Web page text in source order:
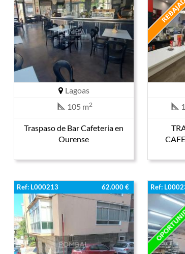
Lagoas
105 m2
Traspaso de Bar Cafeteria en
Ourense
Ref: L000213 62.000 € Ref: